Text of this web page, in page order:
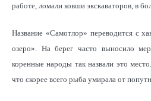
работе, ломали ковши экскаваторов, в
Название «Самотлор» переводится с
озеро». На берег часто выносило
коренные народы так назвали это
что скорее всего рыба умирала от